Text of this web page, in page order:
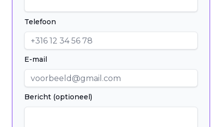
Telefoon
E-mail
Bericht (optioneel)